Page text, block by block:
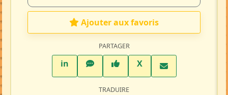
Ajouter aux favoris
PARTAGER
inLinkedInWhatsAppFacebook
XTwitter X
TRADUIRE